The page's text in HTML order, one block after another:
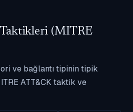
Taktikleri (MITRE
ve bağlantı tipinin tipik
ATT&CK taktik ve